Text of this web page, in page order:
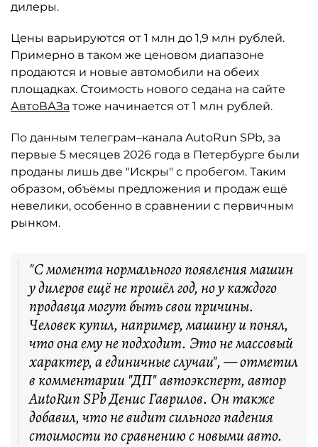
дилеры.
Цены варьируются от 1 млн до 1,9 млн рублей.
Примерно в таком же ценовом диапазоне
продаются и новые автомобили на обеих
площадках. Стоимость нового седана на сайте
АвтоВАЗа тоже начинается от 1 млн рублей.
По данным телеграм–канала AutoRun SPb, за
первые 5 месяцев 2026 года в Петербурге были
проданы лишь две "Искры" с пробегом. Таким
образом, объёмы предложения и продаж ещё
невелики, особенно в сравнении с первичным
рынком.
"С момента нормального появления машин
у дилеров ещё не прошёл год, но у каждого
продавца могут быть свои причины.
Человек купил, например, машину и понял,
что она ему не подходит. Это не массовый
характер, а единичные случаи", — отметил
в комментарии "ДП" автоэксперт, автор
AutoRun SPb Денис Гаврилов. Он также
добавил, что не видит сильного падения
стоимости по сравнению с новыми авто.